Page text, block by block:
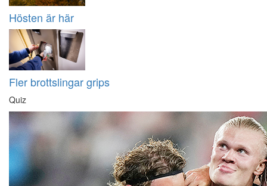
Hösten är här
Fler brottslingar grips
Quiz